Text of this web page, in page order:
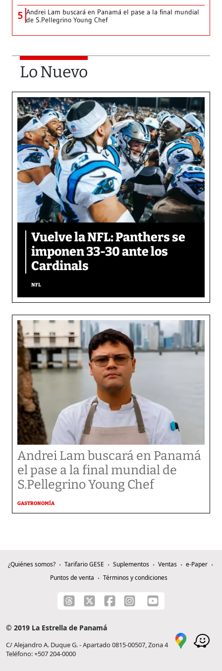
5 Andrei Lam buscará en Panamá el pase a la final mundial
de S.Pellegrino Young Chef
Lo Nuevo
Vuelve la NFL: Panthers se
imponen 33-30 ante los
Cardinals
NFL
Andrei Lam buscará en Panamá
el pase a la final mundial de
S.Pellegrino Young Chef
GASTRONOMÍA
¿Quiénes somos? Tarifario GESE Suplementos Ventas
e-Paper
Puntos de venta
Términos y condiciones
© 2019 La Estrella de Panamá
C/ Alejandro A. Duque G. - Apartado 0815-00507, Zona 4
Teléfono: +507 204-0000